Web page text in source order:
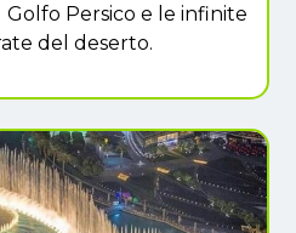
Persico e le infinite
del deserto.